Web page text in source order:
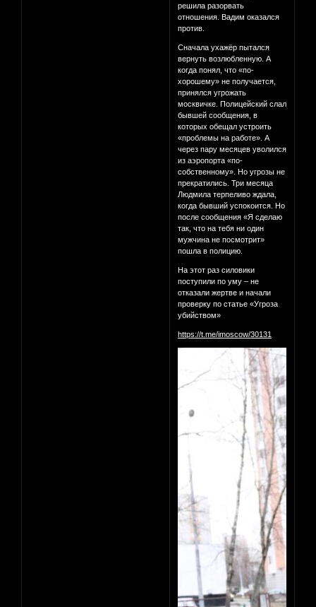
решила разорвать
отношения. Вадим оказался
против.
Сначала ухажёр пытался
вернуть возлюбленную. А
когда понял, что «по-
хорошему» не получается,
принялся угрожать
москвичке. Полицейский слал
бывшей сообщения, в
которых обещал устроить
«проблемы на работе». А
через пару месяцев уволился
из аэропорта «по-
собственному». Но угрозы не
прекратились. Три месяца
Людмила терпеливо ждала,
когда бывший успокоится. Но
после сообщения «Я сделаю
так, что на тебя ни один
мужчина не посмотрит»
пошла в полицию.
На этот раз силовики
поступили по уму – не
отказали жертве и начали
проверку по статье «Угроза
убийством»
https://t.me/imoscow/30131